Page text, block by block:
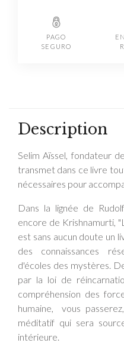
PAGO
SEGURO
Description
Selim Aïssel, fondateur
transmet dans ce livre
nécessaires pour
Dans la lignée de
encore de Krishnamurti,
est sans aucun doute un
des connaissances
d'écoles des mystères.
par la loi de
compréhension des
humaine,
vous
méditatif qui sera
intérieure.